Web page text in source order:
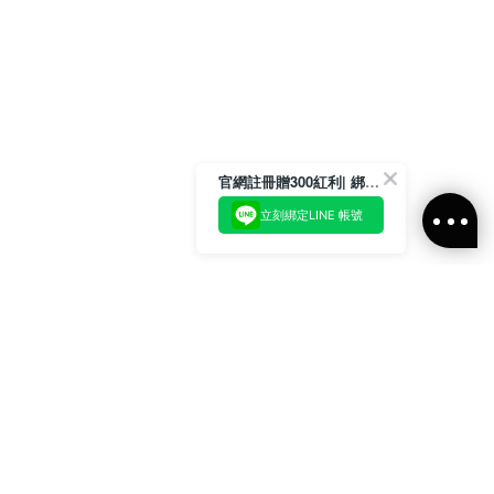
官網註冊贈300紅利| 綁定LINE再領取專屬優惠
立刻綁定LINE 帳號